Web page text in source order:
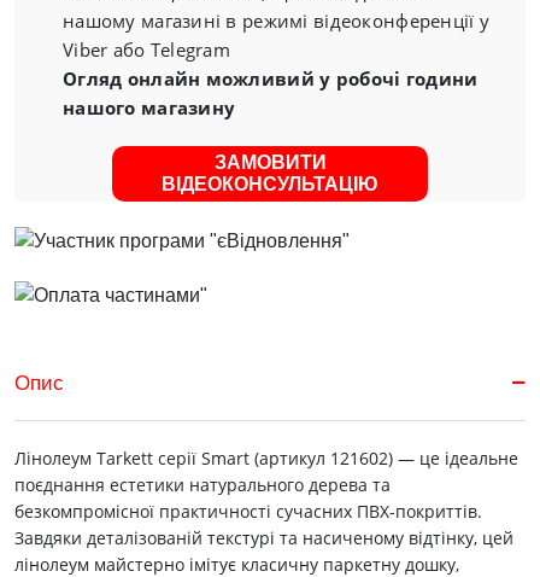
нашому магазині в режимі відеоконференції у
Viber або Telegram
Огляд онлайн можливий у робочі години
нашого магазину
ЗАМОВИТИ
ВІДЕОКОНСУЛЬТАЦІЮ
Опис
Лінолеум Tarkett серії Smart (артикул 121602) — це ідеальне
поєднання естетики натурального дерева та
безкомпромісної практичності сучасних ПВХ-покриттів.
Завдяки деталізованій текстурі та насиченому відтінку, цей
лінолеум майстерно імітує класичну паркетну дошку,